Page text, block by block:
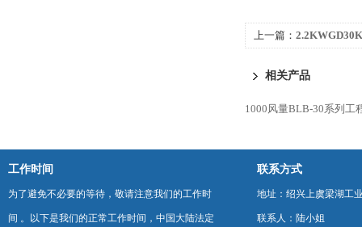
上一篇：
相关产品
1000风量BLB-30系列工
工作时间
为了避免不必要的等待，敬请注意我们的工作时
间 。以下是我们的正常工作时间，中国大陆法定
联系方式
地址：绍兴上虞梁湖工
联系人：陆小姐